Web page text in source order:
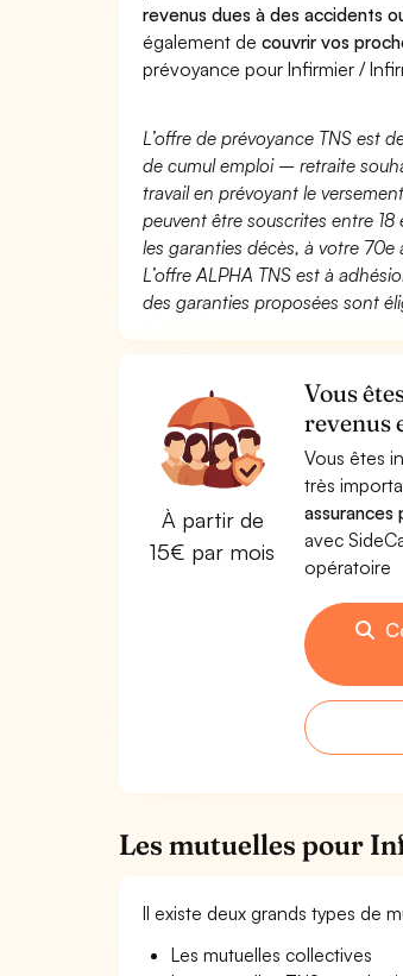
revenus dues à des accidents
également decouvrir vos
prévoyance pour Infirmier /
L’offre de prévoyance TNS est
de cumul emploi – retraite
travail en prévoyant le
peuvent être souscrites entre
les garanties décès, à votre 70e
L’offre ALPHA TNS est à
des garanties proposées sont
À partir de
15€ par mois
Vous
revenus
Vous êtes
très
assurances
avec
opératoire
Les mutuelles pour
Il existe deux grands types de
Les mutuelles collectives